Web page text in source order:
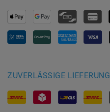
ZUVERLÄSSIGE LIEFERUNG